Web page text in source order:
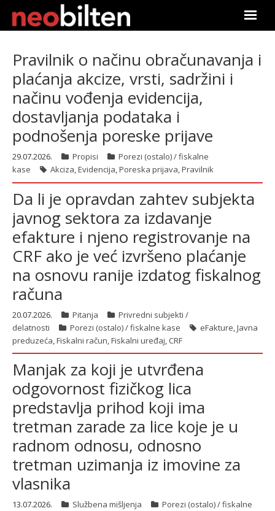
Претрага
Актуелно
Подаци
Линкови
О нама
Претплата
Пријава
latinica
Pravilnik o načinu obračunavanja i
plaćanja akcize, vrsti, sadržini i
načinu vođenja evidencija,
dostavljanja podataka i
podnošenja poreske prijave
29.07.2026. Propisi
Porezi (ostalo) / fiskalne
kase
Akciza,Evidencija,Poreska prijava,Pravilnik
Da li je opravdan zahtev subjekta
javnog sektora za izdavanje
efakture i njeno registrovanje na
CRF ako je već izvršeno plaćanje
na osnovu ranije izdatog fiskalnog
računa
20.07.2026. Pitanja
Privredni subjekti /
delatnosti
Porezi (ostalo) / fiskalne kase eFakture,Javna
preduzeća,Fiskalni račun,Fiskalni uređaj, CRF
Manjak za koji je utvrđena
odgovornost fizičkog lica
predstavlja prihod koji ima
tretman zarade za lice koje je u
radnom odnosu, odnosno
tretman uzimanja iz imovine za
vlasnika
13.07.2026. Službena mišljenja
Porezi (ostalo) / fiskalne